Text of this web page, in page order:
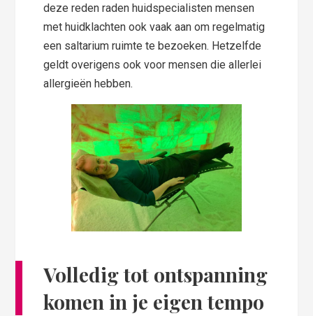
deze reden raden huidspecialisten mensen
met huidklachten ook vaak aan om regelmatig
een saltarium ruimte te bezoeken. Hetzelfde
geldt overigens ook voor mensen die allerlei
allergieën hebben.
Volledig tot ontspanning
komen in je eigen tempo